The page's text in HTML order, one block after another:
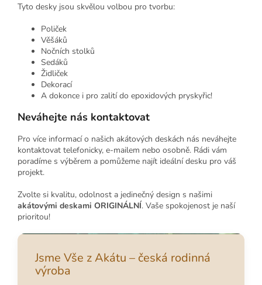
Tyto desky jsou skvělou volbou pro tvorbu:
Poliček
Věšáků
Nočních stolků
Sedáků
Židliček
Dekorací
A dokonce i pro zalití do epoxidových pryskyřic!
Neváhejte nás kontaktovat
Pro více informací o našich akátových deskách nás neváhejte
kontaktovat telefonicky, e-mailem nebo osobně. Rádi vám
poradíme s výběrem a pomůžeme najít ideální desku pro váš
projekt.
Zvolte si kvalitu, odolnost a jedinečný design s našimi
akátovými deskami ORIGINÁLNÍ. Vaše spokojenost je naší
prioritou!
Jsme Vše z Akátu – česká rodinná
výroba